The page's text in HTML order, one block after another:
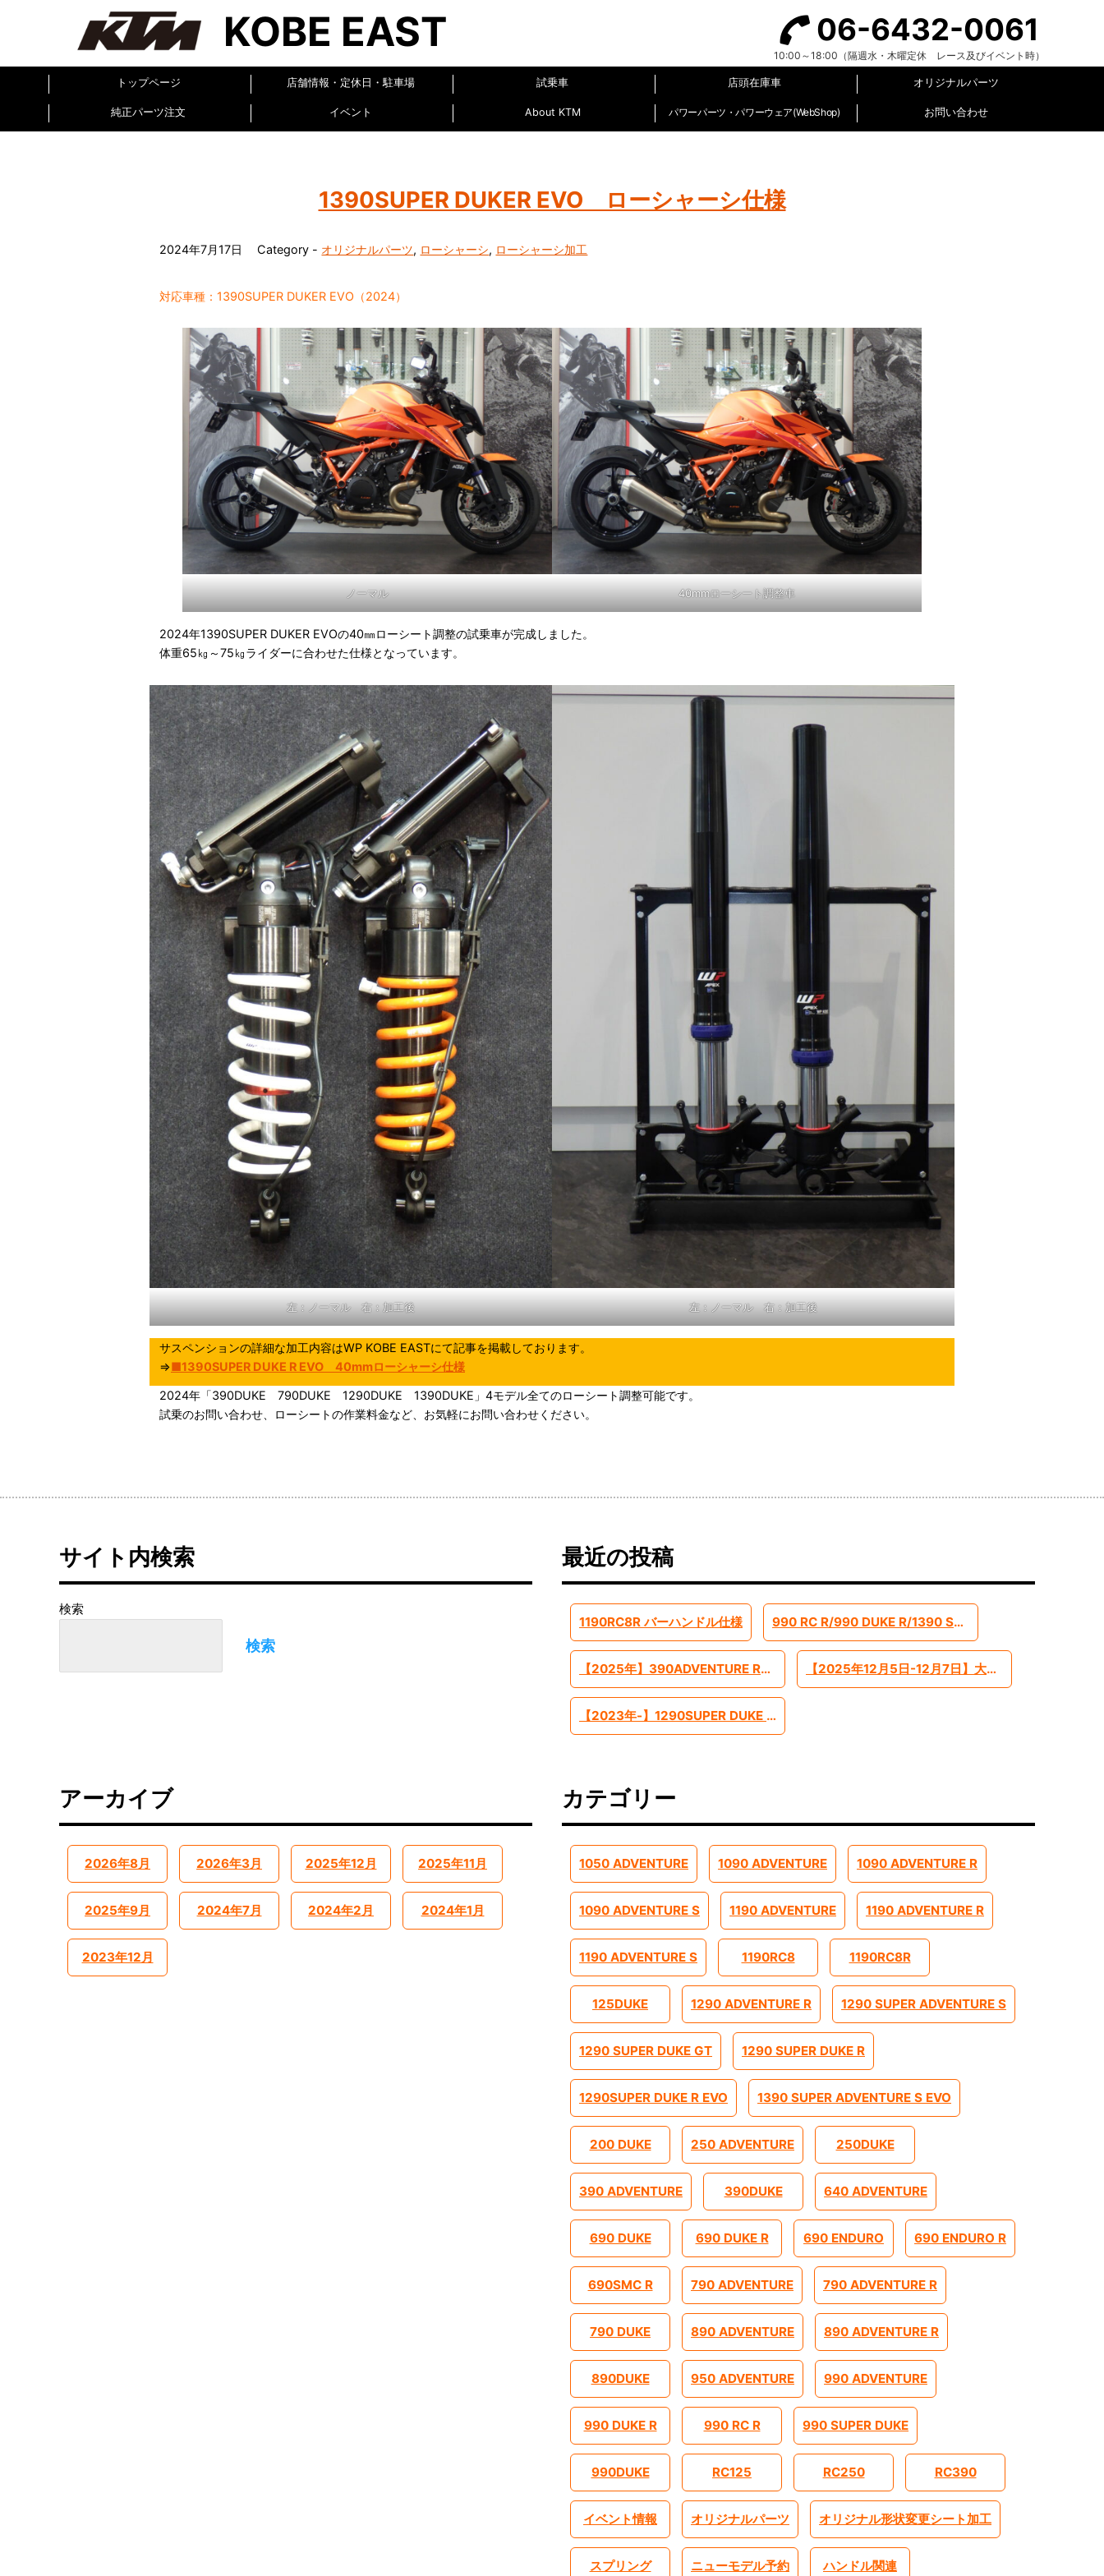
KOBE EAST 06-6432-0061
10:00～18:00（隔週水・木曜定休 レース及びイベント時）
トップページ 店舗情報・定休日・駐車場 試乗車 店頭在庫車 オリジナルパーツ
純正パーツ注文 イベント About KTM パワーパーツ・パワーウェア(WebShop) お問い合わせ
1390SUPER DUKER EVO ローシャーシ仕様
2024年7月17日 Category - オリジナルパーツ, ローシャーシ, ローシャーシ加工
対応車種：1390SUPER DUKER EVO（2024）
ノーマル 40mmローシート調整車
2024年1390SUPER DUKER EVOの40㎜ローシート調整の試乗車が完成しました。
体重65㎏～75㎏ライダーに合わせた仕様となっています。
左：ノーマル 右：加工後 左：ノーマル 右：加工後
サスペンションの詳細な加工内容はWP KOBE EASTにて記事を掲載しております。
⇒■1390SUPER DUKE R EVO 40mmローシャーシ仕様
2024年「390DUKE 790DUKE 1290DUKE 1390DUKE」4モデル全てのローシート調整可能です。
試乗のお問い合わせ、ローシートの作業料金など、お気軽にお問い合わせください。
サイト内検索
検索
検索
最近の投稿
1190RC8R バーハンドル仕様 990 RC R/990 DUKE R/1390 SUPERADVENTURE S EVO 2026モデル予約受付中です
【2025年】390ADVENTURE R ローシャーシモデル【-45mm】 【2025年12月5日-12月7日】大阪モーターショー インポートブランドとして出展します
【2023年-】1290SUPER DUKE R EVO ローシャーシモデル【-45mm】
アーカイブ
2026年8月 2026年3月 2025年12月 2025年11月
2025年9月 2024年7月 2024年2月 2024年1月
2023年12月
カテゴリー
1050 ADVENTURE 1090 ADVENTURE 1090 ADVENTURE R
1090 ADVENTURE S 1190 ADVENTURE 1190 ADVENTURE R
1190 ADVENTURE S 1190RC8 1190RC8R
125DUKE 1290 ADVENTURE R 1290 SUPER ADVENTURE S
1290 SUPER DUKE GT 1290 SUPER DUKE R
1290SUPER DUKE R EVO 1390 SUPER ADVENTURE S EVO
200 DUKE 250 ADVENTURE 250DUKE
390 ADVENTURE 390DUKE 640 ADVENTURE
690 DUKE 690 DUKE R 690 ENDURO 690 ENDURO R
690SMC R 790 ADVENTURE 790 ADVENTURE R
790 DUKE 890 ADVENTURE 890 ADVENTURE R
890DUKE 950 ADVENTURE 990 ADVENTURE
990 DUKE R 990 RC R 990 SUPER DUKE
990DUKE RC125 RC250 RC390
イベント情報 オリジナルパーツ オリジナル形状変更シート加工
スプリング ニューモデル予約 ハンドル関連